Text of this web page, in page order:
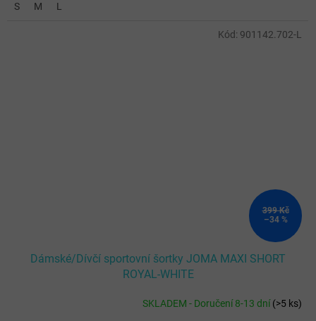
S M L
399 Kč
–34 %
Dámské/Dívčí sportovní šortky JOMA MAXI SHORT
ROYAL-WHITE
SKLADEM - Doručení 8-13 dní(>5 ks)
Kód: 901142.702-L